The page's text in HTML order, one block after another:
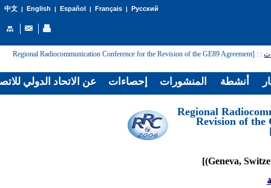
中文| English | Español | Français| Русский
:
: [Regional Radiocommunication Conference for the Revision of the GE89 Agreement
[Regional
Revision of the
عن الاتحاد الدولي إحصاءات المنشورات أنشطة